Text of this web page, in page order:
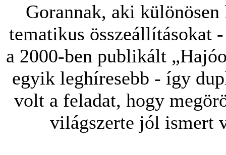
Gorannak, aki
tematikus összeállításokat
a 2000-ben publikált
egyik leghíresebb - így
volt a feladat, hogy
világszerte jól ismert